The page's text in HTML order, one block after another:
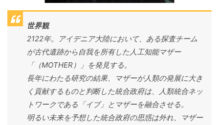
世界観
2122年。アイデニア大陸において、ある探査チーム
が古代遺跡から自我を所有した人工知能マザー
「（MOTHER）」を発見する。
長年にわたる研究の結果、マザーが人類の発展に大き
く貢献するものと判断した統合政府は、人類統合ネッ
トワークである「イブ」とマザーを融合させる。
明るい未来を予想した統合政府の思惑は外れ、マザー